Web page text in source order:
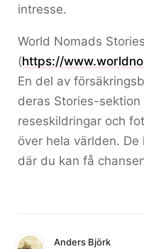
intresse.
World Nomads Stories
(https://
En del av
deras Stories-
reseskildringar och
över hela världen.
där du kan få
Anders Björk